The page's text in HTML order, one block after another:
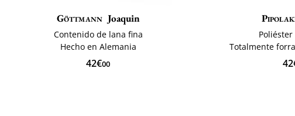
Göttmann Joaquin
Contenido de lana fina
Hecho en Alemania
42€00
Totalmente